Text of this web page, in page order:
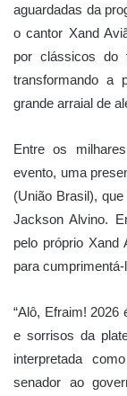
aguardadas da
o cantor Xand
por clássicos do
transformando a
grande arraial de
Entre os
evento, uma
(União Brasil),
Jackson Alvino.
pelo próprio Xand
para
“Alô, Efraim! 2026
e sorrisos da
interpretada
senador ao